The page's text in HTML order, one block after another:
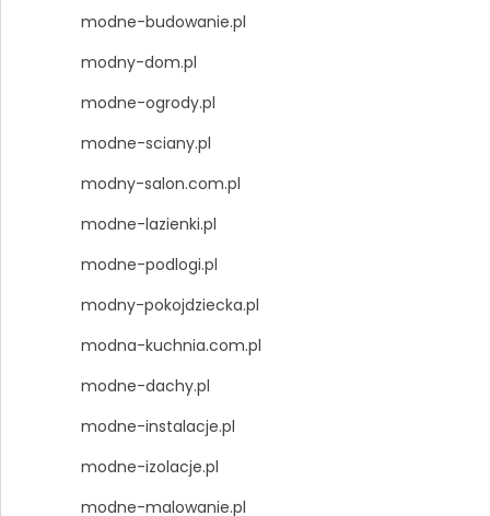
modne-budowanie.pl
modny-dom.pl
modne-ogrody.pl
modne-sciany.pl
modny-salon.com.pl
modne-lazienki.pl
modne-podlogi.pl
modny-pokojdziecka.pl
modna-kuchnia.com.pl
modne-dachy.pl
modne-instalacje.pl
modne-izolacje.pl
modne-malowanie.pl